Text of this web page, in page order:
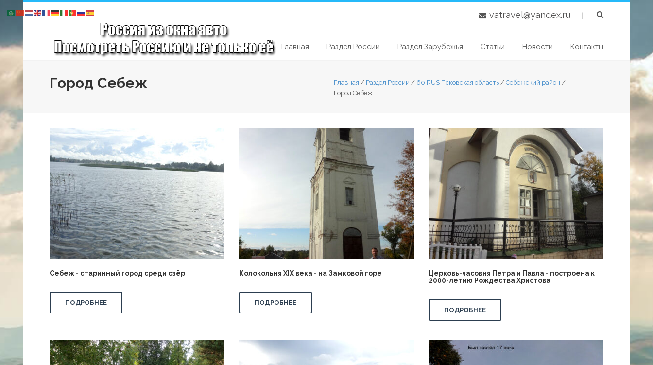
vatravel@yandex.ru |
Главная Раздел России Раздел Зарубежья Статьи Новости Контакты
Город Себеж Главная / Раздел России / 60 RUS Псковская область / Себежский район /
Город Себеж
Себеж - старинный город среди озёр
ПОДРОБНЕЕ
Колокольня XIX века - на Замковой горе
ПОДРОБНЕЕ
Церковь-часовня Петра и Павла - построена к
2000-летию Рождества Христова
ПОДРОБНЕЕ